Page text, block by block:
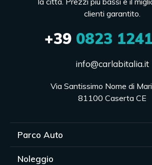
clienti garantito.
+390823
info@carlabitalia.it
Via Santissimo Nome di
81100 Caserta CE
Parco Auto
Noleggio